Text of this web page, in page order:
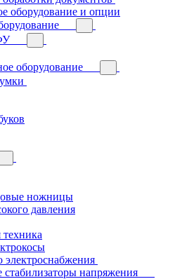
оборудование и опции
оборудование
ножницы
давления
стабилизаторы напряжения